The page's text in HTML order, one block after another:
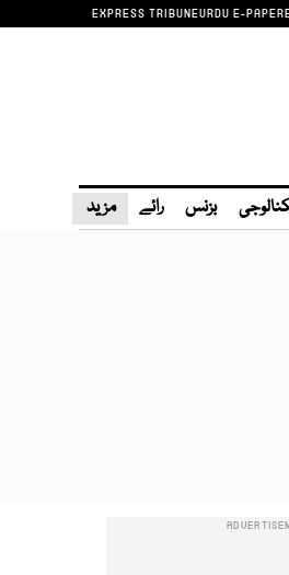
EXPRESS TRIBUNEURDU E-PAPER
بزنس رائے مزید